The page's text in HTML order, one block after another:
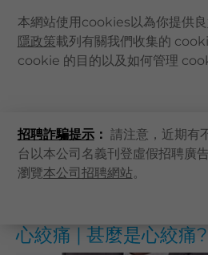
本網站使用cookies以為你提供
隱政策載列有關我們收集的
cookie 的目的以及如何管理
招聘詐騙提示： 請注意，近期有
台以本公司名義刊登虛假招聘廣
瀏覽本公司招聘網站。
主頁
卓健服務
卓健手機App
最新資訊
主頁 健康資訊 健康專題 心絞
心絞痛 | 甚麼是心絞痛?